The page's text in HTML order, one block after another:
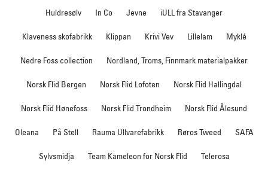
Huldresølv In Co Jevne iULL fra Stavanger
Klaveness skofabrikk Klippan Krivi Vev Lillelam Myklé
Nedre Foss collection Nordland, Troms, Finnmark materialpakker
Norsk Flid Bergen Norsk Flid Lofoten Norsk Flid Hallingdal
Norsk Flid Hønefoss Norsk Flid Trondheim Norsk Flid Ålesund
Oleana På Stell Rauma Ullvarefabrikk Røros Tweed SAFA
Sylvsmidja Team Kameleon for Norsk Flid Telerosa